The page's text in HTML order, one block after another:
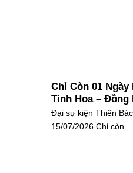
Chỉ Còn 01
Tinh Hoa – Đồng
Đại sự kiện Thiên
15/07/2026 Chỉ còn...